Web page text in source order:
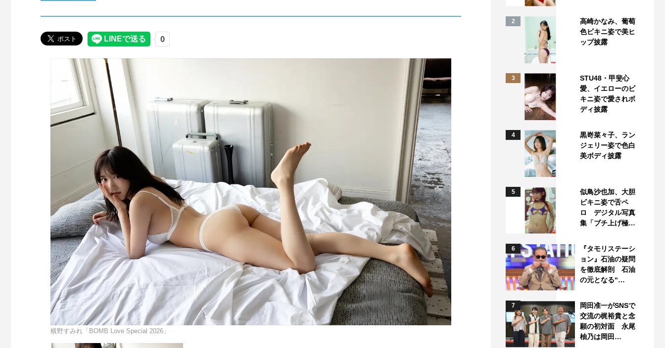
横野すみれ「BOMB Love Special 2026」
2
高崎かなみ、葡萄
色ビキニ姿で美ヒ
ップ披露
3
STU48・甲斐心
愛、イエローのビ
キニ姿で愛されボ
ディ披露
4
黒嵜菜々子、ラン
ジェリー姿で色白
美ボディ披露
5
似鳥沙也加、大胆
ビキニ姿で舌ペ
ロ デジタル写真
集「ブチ上げ極…
6
『タモリステーシ
ョン』石油の疑問
を徹底解剖 石油
の元となる“…
7
岡田准一がSNSで
交流の梶裕貴と念
願の初対面 永尾
柚乃は岡田…